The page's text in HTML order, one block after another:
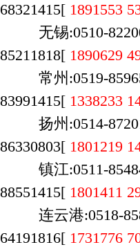
68321415[ 1891553
无锡:0510-
85211818[ 1890629
常州:0519-
83991415[ 1338233
扬州:0514-
86330803[ 1801219
镇江:0511-
88551415[ 1801411
连云港:0518-
64191816[ 1731776